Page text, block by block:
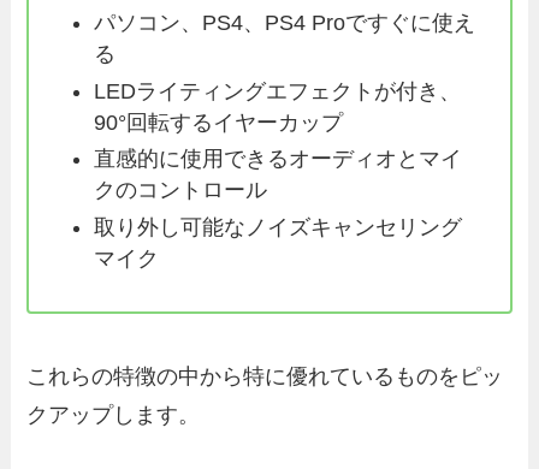
パソコン、PS4、PS4 Proですぐに使え
る
LEDライティングエフェクトが付き、
90°回転するイヤーカップ
直感的に使用できるオーディオとマイ
クのコントロール
取り外し可能なノイズキャンセリング
マイク
これらの特徴の中から特に優れているものをピッ
クアップします。